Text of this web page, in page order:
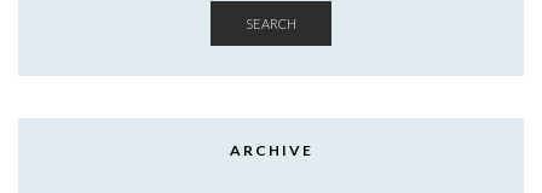
SEARCH
ARCHIVE